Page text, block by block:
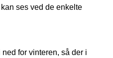
ses ved de enkelte
for vinteren, så der i